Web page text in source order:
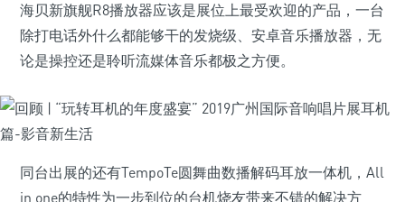
海贝新旗舰R8播放器应该是展位上最受欢迎的产品，一台
除打电话外什么都能够干的发烧级、安卓音乐播放器，无
论是操控还是聆听流媒体音乐都极之方便。
同台出展的还有TempoTe圆舞曲数播解码耳放一体机，All
in one的特性为一步到位的台机烧友带来不错的解决方